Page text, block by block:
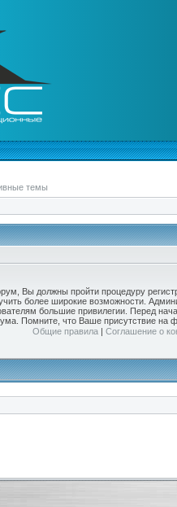
темы
Вы должны пройти процедуру
более широкие возможности.
большие привилегии. Перед
Помните, что Ваше присутствие на
Общие правила | Соглашение о